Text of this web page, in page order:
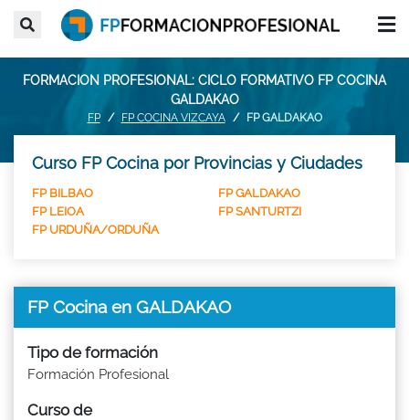
FORMACION PROFESIONAL: CICLO FORMATIVO FP COCINA
GALDAKAO
FP FP COCINA VIZCAYA FP GALDAKAO
Curso FP Cocina por Provincias y Ciudades
FP BILBAO
FP GALDAKAO
FP LEIOA
FP SANTURTZI
FP URDUÑA/ORDUÑA
FP Cocina en GALDAKAO
Tipo de formación
Formación Profesional
Curso de